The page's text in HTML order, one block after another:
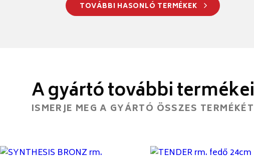
TOVÁBBI HASONLÓ TERMÉKEK
A gyártó további termékei
ISMERJE MEG A GYÁRTÓ ÖSSZES TERMÉKÉT